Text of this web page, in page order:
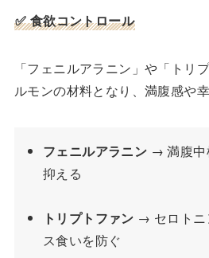
✅ 食欲コントロール
「フェニルアラニン」や「トリ
ルモンの材料となり、満腹感や
フェニルアラニン → 満腹中
抑える
トリプトファン → セロトニ
ス食いを防ぐ